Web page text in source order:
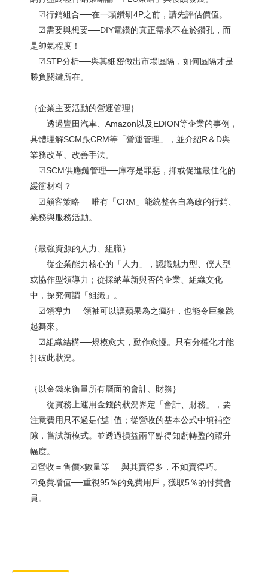
☑︎行銷組合──在一頭鑽研4P之前，請先評估價值。
☑︎需要與想要──DIY電鑽的真正需求不在於鑽孔，而
是帥氣程度！
☑︎STP分析──與其細密做出市場區隔，如何區隔才是
勝負關鍵所在。
｛企業主要活動的營運管理｝
透過豐田汽車、Amazon以及EDION等企業的事例，
具體理解SCM跟CRM等「營運管理」，並介紹R＆D與
業務改革、改善手法。
☑︎SCM供應鏈管理──庫存是罪惡，抑或促進最佳化的
緩衝材料？
☑︎顧客策略──唯有「CRM」能統整各自為政的行銷、
業務與服務活動。
｛最強資源的人力、組職｝
從企業能力核心的「人力」，認識魅力型、僕人型
或協作型領導力；從採納革新與否的企業、組織文化
中，探究何謂「組織」。
☑︎領導力──領袖可以讓蘋果為之瘋狂，也能令巨象跳
起舞來。
☑︎組織結構──規模愈大，動作愈慢。只有分權化才能
打破此狀況。
｛以金錢來衡量所有層面的會計、財務｝
從實務上運用金錢的狀況界定「會計、財務」，要
注意費用只不過是估計值；從營收的基本公式中填補空
隙，嘗試新模式。並透過損益兩平點得知虧轉盈的躍升
幅度。
☑︎營收＝售價×數量等──與其賣得多，不如賣得巧。
☑︎免費增值──重視95％的免費用戶，獲取5％的付費會
員。